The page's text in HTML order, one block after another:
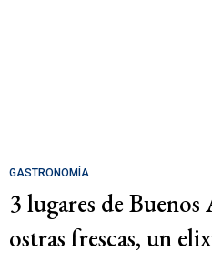
GASTRONOMÍA
3 lugares de
ostras frescas, un